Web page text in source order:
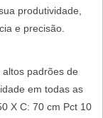
produtividade,
e precisão.
padrões de
em todas as
X C: 70 cm Pct 10